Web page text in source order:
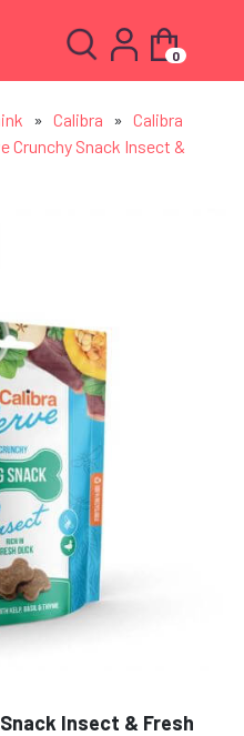
0
» Calibra » Calibra
Crunchy Snack Insect &
Insect & Fresh